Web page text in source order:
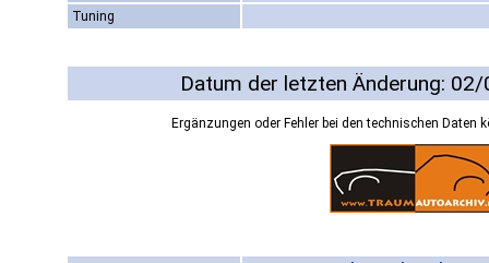
Tuning
Datum der letzten Änderung:
Ergänzungen oder Fehler bei den technischen Daten